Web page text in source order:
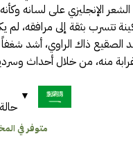
الإنجليزي على لسانه
تتسرب بثقة إلى مرافقه،
بلد الصقيع ذاك الراوي، أشد
غرابة منه، من خلال أحداث
متوفر في